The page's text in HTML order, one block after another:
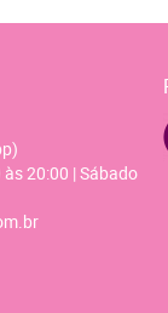
20:00 | Sábado